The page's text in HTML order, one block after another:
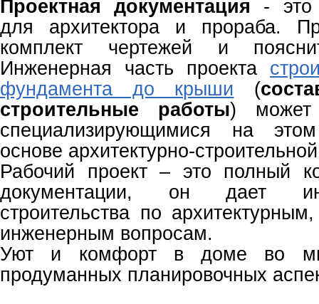
Проектная документация - это
для архитектора и прораба.
комплект чертежей и
Инженерная часть проекта
фундамента до крыши (
строительные работы) может
специализирующимися на
основе архитектурно-
Рабочий проект – это полный
документации, он дает
строительства по
инженерным вопросам.
Уют и комфорт в доме во
продуманных планировочных